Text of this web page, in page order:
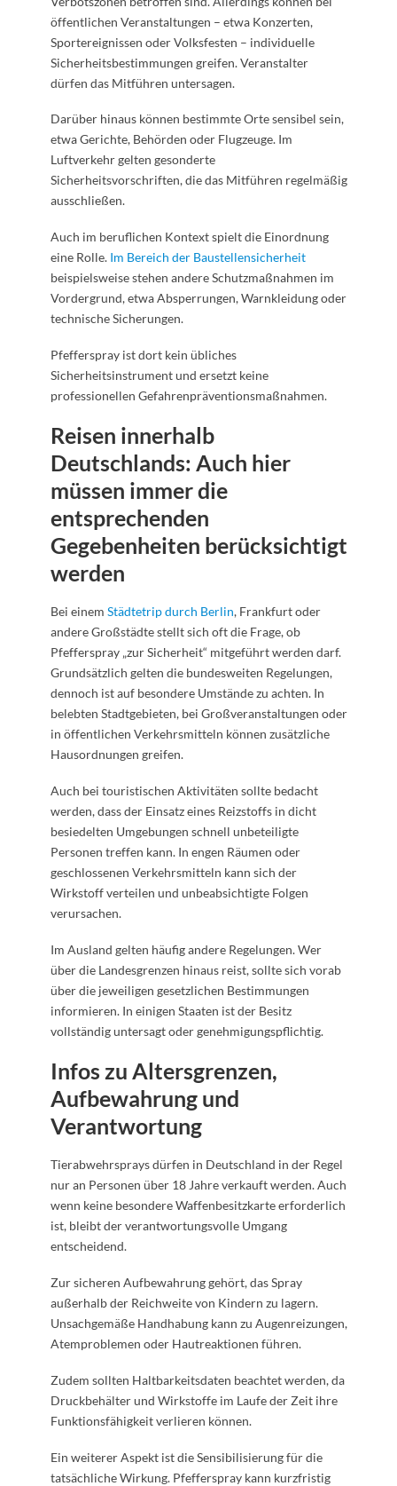
öffentlichen Veranstaltungen – etwa Konzerten,
Sportereignissen oder Volksfesten – individuelle
Sicherheitsbestimmungen greifen. Veranstalter
dürfen das Mitführen untersagen.
Darüber hinaus können bestimmte Orte sensibel sein,
etwa Gerichte, Behörden oder Flugzeuge. Im
Luftverkehr gelten gesonderte
Sicherheitsvorschriften, die das Mitführen regelmäßig
ausschließen.
Auch im beruflichen Kontext spielt die Einordnung
eine Rolle. Im Bereich der Baustellensicherheit
beispielsweise stehen andere Schutzmaßnahmen im
Vordergrund, etwa Absperrungen, Warnkleidung oder
technische Sicherungen.
Pfefferspray ist dort kein übliches
Sicherheitsinstrument und ersetzt keine
professionellen Gefahrenpräventionsmaßnahmen.
Reisen innerhalb
Deutschlands: Auch hier
müssen immer die
entsprechenden
Gegebenheiten berücksichtigt
werden
Bei einem Städtetrip durch Berlin, Frankfurt oder
andere Großstädte stellt sich oft die Frage, ob
Pfefferspray „zur Sicherheit“ mitgeführt werden darf.
Grundsätzlich gelten die bundesweiten Regelungen,
dennoch ist auf besondere Umstände zu achten. In
belebten Stadtgebieten, bei Großveranstaltungen oder
in öffentlichen Verkehrsmitteln können zusätzliche
Hausordnungen greifen.
Auch bei touristischen Aktivitäten sollte bedacht
werden, dass der Einsatz eines Reizstoffs in dicht
besiedelten Umgebungen schnell unbeteiligte
Personen treffen kann. In engen Räumen oder
geschlossenen Verkehrsmitteln kann sich der
Wirkstoff verteilen und unbeabsichtigte Folgen
verursachen.
Im Ausland gelten häufig andere Regelungen. Wer
über die Landesgrenzen hinaus reist, sollte sich vorab
über die jeweiligen gesetzlichen Bestimmungen
informieren. In einigen Staaten ist der Besitz
vollständig untersagt oder genehmigungspflichtig.
Infos zu Altersgrenzen,
Aufbewahrung und
Verantwortung
Tierabwehrsprays dürfen in Deutschland in der Regel
nur an Personen über 18 Jahre verkauft werden. Auch
wenn keine besondere Waffenbesitzkarte erforderlich
ist, bleibt der verantwortungsvolle Umgang
entscheidend.
Zur sicheren Aufbewahrung gehört, das Spray
außerhalb der Reichweite von Kindern zu lagern.
Unsachgemäße Handhabung kann zu Augenreizungen,
Atemproblemen oder Hautreaktionen führen.
Zudem sollten Haltbarkeitsdaten beachtet werden, da
Druckbehälter und Wirkstoffe im Laufe der Zeit ihre
Funktionsfähigkeit verlieren können.
Ein weiterer Aspekt ist die Sensibilisierung für die
tatsächliche Wirkung. Pfefferspray kann kurzfristig